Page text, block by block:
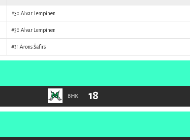
#30 Alvar Lempinen
#30 Alvar Lempinen
#31 Ārons Šafīrs
BHK 18